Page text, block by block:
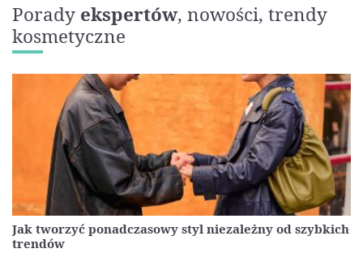
Porady ekspertów, nowości, trendy
kosmetyczne
Jak tworzyć ponadczasowy styl niezależny od szybkich
trendów